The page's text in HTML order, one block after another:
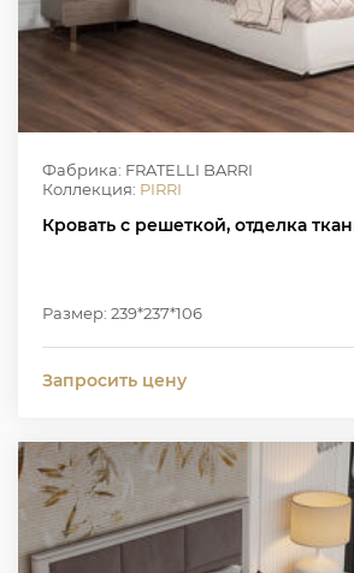
Фабрика: FRATELLI BARRI
Коллекция: PIRRI
Кровать с решеткой, отделка
Размер: 239*237*106
Запросить цену